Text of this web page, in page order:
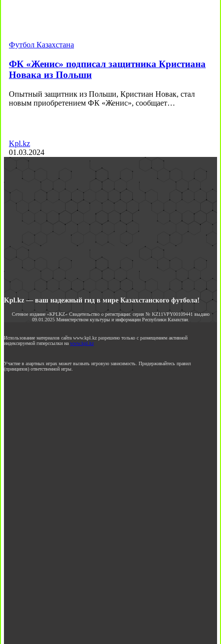
Футбол Казахстана
ФК «Женис» подписал защитника Кристиана
Новака из Польши
Опытный защитник из Польши, Кристиан Новак, стал
новым приобретением ФК «Женис», сообщает…
Kpl.kz
01.03.2024
Kpl.kz — ваш надежный гид в мире Казахстанского футбола!
Сетевое издание «KPLKZ» Свидетельство о регистрации: серия № KZ11VPY00109441 выдано
09.01.2025 Министерством культуры и информации Республики Казахстан.
Использование материалов сайта www.kpl.kz разрешено только с размещением активной
индексируемой гиперссылки на www.kpl.kz
Участие в азартных играх может вызвать игровую зависимость. Придерживайтесь правил
(принципов) ответственной игры.